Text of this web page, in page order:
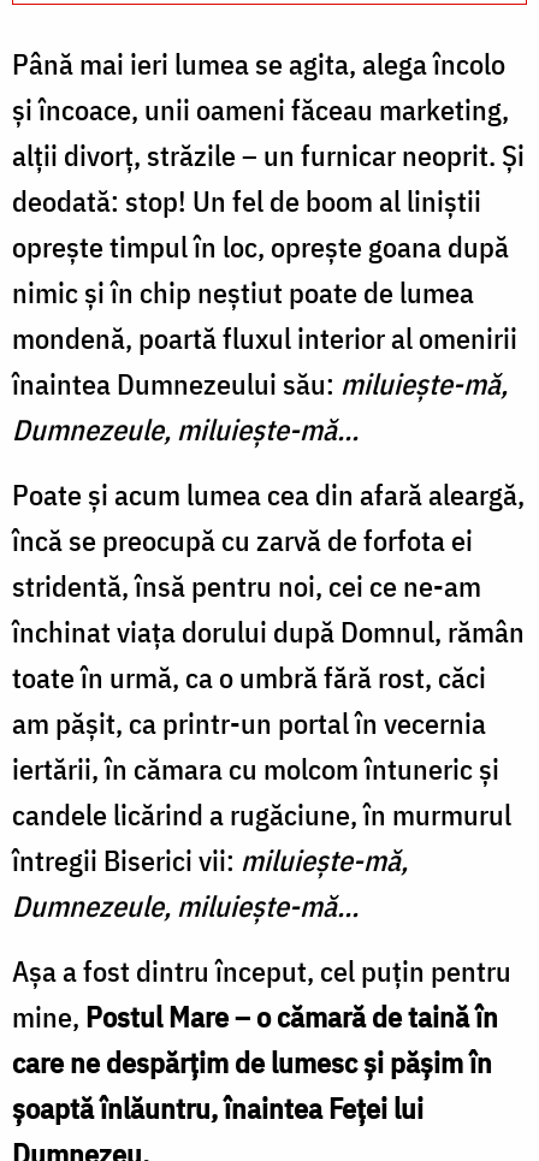
Până mai ieri lumea se agita, alega încolo
și încoace, unii oameni făceau marketing,
alții divorț, străzile – un furnicar neoprit. Și
deodată: stop! Un fel de boom al liniștii
oprește timpul în loc, oprește goana după
nimic și în chip neștiut poate de lumea
mondenă, poartă fluxul interior al omenirii
înaintea Dumnezeului său: miluiește-mă,
Dumnezeule, miluiește-mă...
Poate și acum lumea cea din afară aleargă,
încă se preocupă cu zarvă de forfota ei
stridentă, însă pentru noi, cei ce ne-am
închinat viața dorului după Domnul, rămân
toate în urmă, ca o umbră fără rost, căci
am pășit, ca printr-un portal în vecernia
iertării, în cămara cu molcom întuneric și
candele licărind a rugăciune, în murmurul
întregii Biserici vii: miluiește-mă,
Dumnezeule, miluiește-mă...
Așa a fost dintru început, cel puțin pentru
mine, Postul Mare – o cămară de taină în
care ne despărțim de lumesc și pășim în
șoaptă înlăuntru, înaintea Feței lui